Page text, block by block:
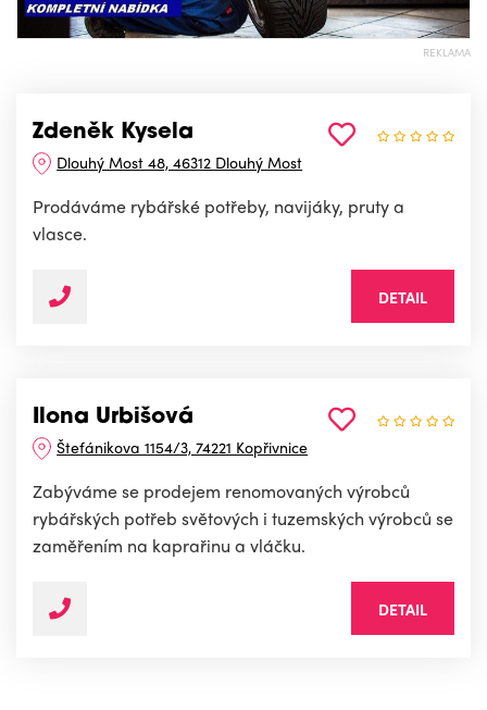
REKLAMA
Zdeněk Kysela
Dlouhý Most 48, 46312 Dlouhý Most
Prodáváme rybářské potřeby, navijáky, pruty a
vlasce.
DETAIL
Ilona Urbišová
Štefánikova 1154/3, 74221 Kopřivnice
Zabýváme se prodejem renomovaných výrobců
rybářských potřeb světových i tuzemských výrobců se
zaměřením na kaprařinu a vláčku.
DETAIL